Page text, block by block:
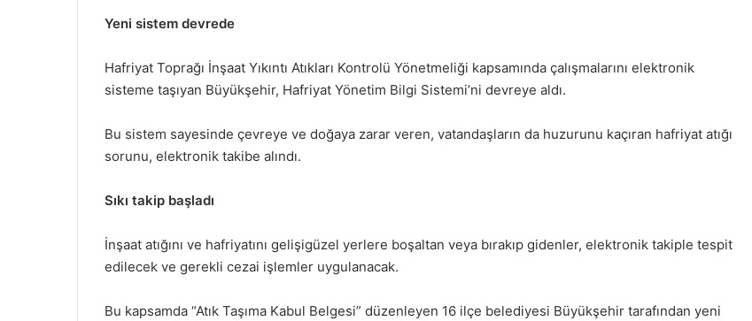
Yeni sistem devrede
Hafriyat Toprağı İnşaat Yıkıntı Atıkları Kontrolü Yönetmeliği kapsamında çalışmalarını elektronik
sisteme taşıyan Büyükşehir, Hafriyat Yönetim Bilgi Sistemi’ni devreye aldı.
Bu sistem sayesinde çevreye ve doğaya zarar veren, vatandaşların da huzurunu kaçıran hafriyat atığı
sorunu, elektronik takibe alındı.
Sıkı takip başladı
İnşaat atığını ve hafriyatını gelişigüzel yerlere boşaltan veya bırakıp gidenler, elektronik takiple tespit
edilecek ve gerekli cezai işlemler uygulanacak.
Bu kapsamda “Atık Taşıma Kabul Belgesi” düzenleyen 16 ilçe belediyesi Büyükşehir tarafından yeni